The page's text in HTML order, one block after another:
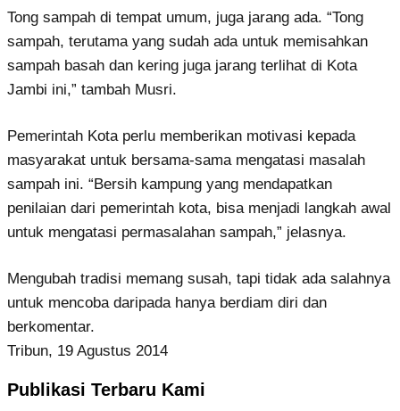
Tong sampah di tempat umum, juga jarang ada. “Tong
sampah, terutama yang sudah ada untuk memisahkan
sampah basah dan kering juga jarang terlihat di Kota
Jambi ini,” tambah Musri.
Pemerintah Kota perlu memberikan motivasi kepada
masyarakat untuk bersama-sama mengatasi masalah
sampah ini. “Bersih kampung yang mendapatkan
penilaian dari pemerintah kota, bisa menjadi langkah awal
untuk mengatasi permasalahan sampah,” jelasnya.
Mengubah tradisi memang susah, tapi tidak ada salahnya
untuk mencoba daripada hanya berdiam diri dan
berkomentar.
Tribun, 19 Agustus 2014
Publikasi Terbaru Kami